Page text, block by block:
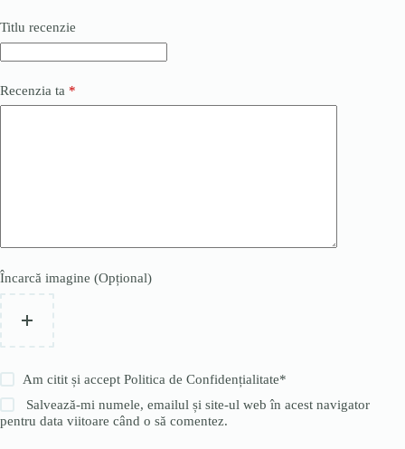
Titlu recenzie
Recenzia ta *
Încarcă imagine (Opțional)
Am citit și acceptPolitica de Confidențialitate*
Salvează-mi numele, emailul și site-ul web în acest navigator
pentru data viitoare când o să comentez.